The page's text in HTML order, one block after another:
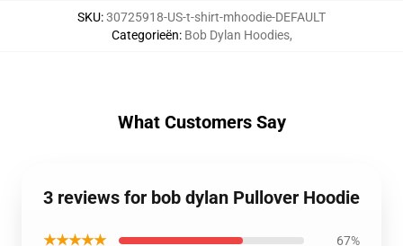
SKU:30725918-US-t-shirt-mhoodie-DEFAULT
Categorieën: Bob Dylan Hoodies,
What Customers Say
3 reviews for bob dylan Pullover Hoodie
★★★★★ 67%